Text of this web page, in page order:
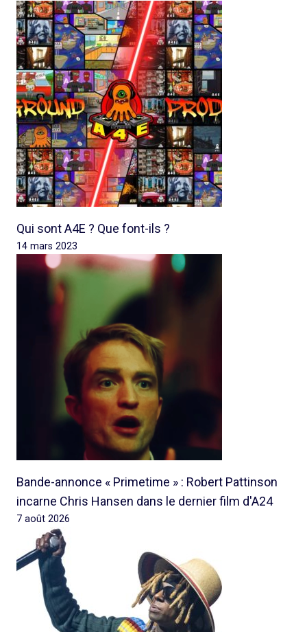
Qui sont A4E ? Que font-ils ?
14 mars 2023
Bande-annonce « Primetime » : Robert Pattinson
incarne Chris Hansen dans le dernier film d'A24
7 août 2026